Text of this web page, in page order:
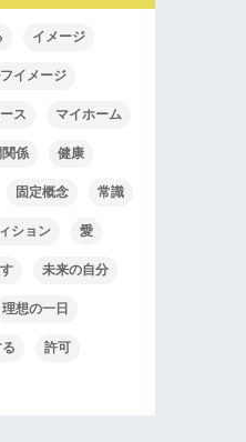
イメージ
イメージ
ス マイホーム
関係 健康
固定概念 常識
ション 愛
未来の自分
理想の一日
許可